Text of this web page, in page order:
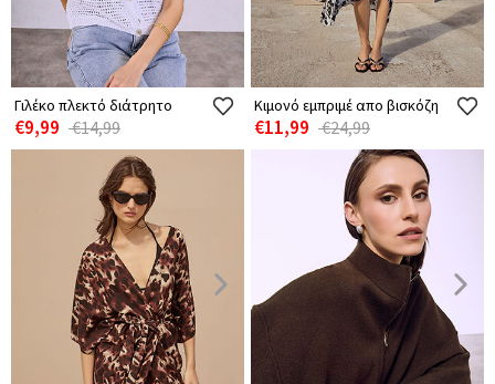
Γιλέκο πλεκτό διάτρητο
€9,99 €14,99
Κιμονό εμπριμέ απο βισκόζη
€11,99 €24,99